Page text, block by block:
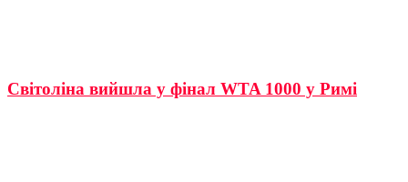
Світоліна вийшла у фінал WTA 1000 у Римі